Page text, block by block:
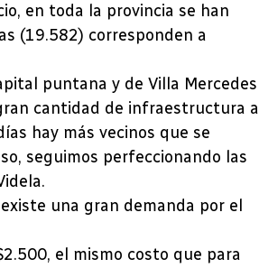
en toda la provincia se han
(19.582) corresponden a
puntana y de Villa Mercedes
cantidad de infraestructura a
hay más vecinos que se
seguimos perfeccionando las
una gran demanda por el
el mismo costo que para